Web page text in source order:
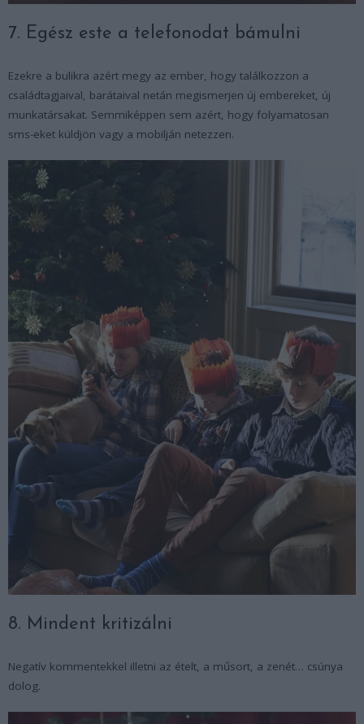
7. Egész este a telefonodat bámulni
Ezekre a bulikra azért megy az ember, hogy találkozzon a
családtagjaival, barátaival netán megismerjen új embereket, új
munkatársakat. Semmiképpen sem azért, hogy folyamatosan
sms-eket küldjön vagy a mobilján netezzen.
8. Mindent kritizálni
Negatív kommentekkel illetni az ételt, a műsort, a zenét… csúnya
dolog.